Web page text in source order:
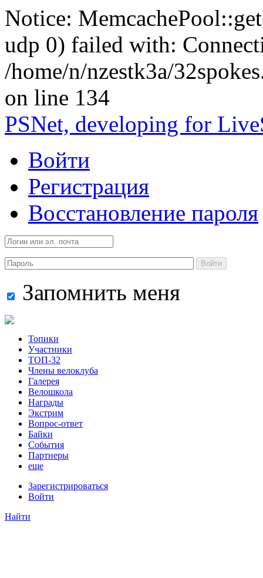
Notice:
udp 0) failed with:
/home/n/nzestk3a/
on line 134
PSNet, developing for
Войти
Регистрация
Восстановление пароля
Войти
Запомнить меня
Топики
Участники
ТОП-32
Члены велоклуба
Галерея
Велошкола
Награды
Экстрим
Вопрос-ответ
Байки
События
Партнеры
еще
Зарегистрироваться
Войти
Найти